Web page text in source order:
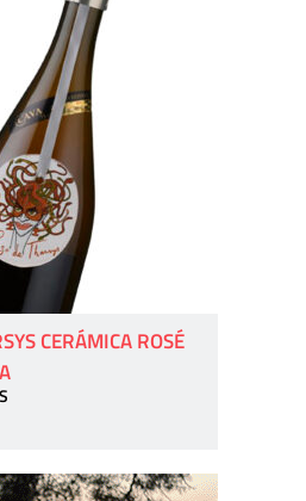
CERÁMICA ROSÉ